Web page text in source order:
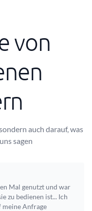
von
auch darauf, was
sagen
Mal genutzt und war
zu bedienen ist... Ich
Anfrage